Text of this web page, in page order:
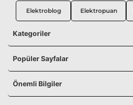
Elektroblog Elektropuan
Kategoriler
Popüler Sayfalar
Önemli Bilgiler